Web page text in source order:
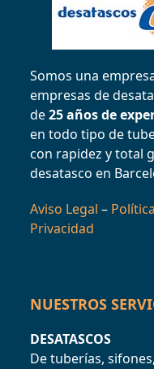
Somos una
empresas de
de25 años de
en todo tipo de
con rapidez y total
desatasco en
Aviso Legal–
Privacidad
NUESTROS
DESATASCOS
De tuberías,